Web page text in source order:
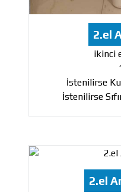
2.el
ikinci
İstenilirse
İstenilirse
2.el